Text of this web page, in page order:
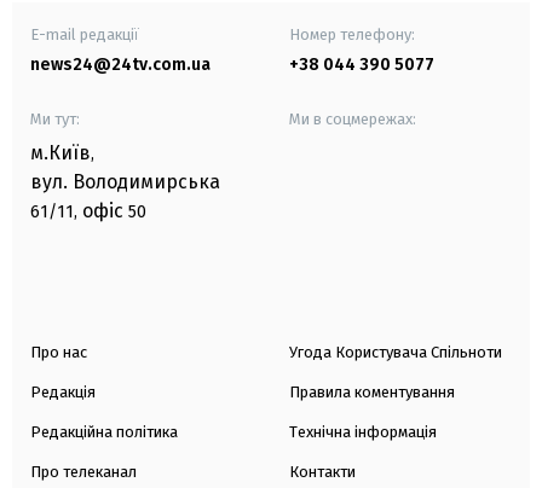
E-mail редакції
news24@24tv.com.ua
Номер телефону:
+38 044 390 5077
Ми тут:
м.Київ,
вул. Володимирська
61/11, офіс 50
Ми в соцмережах:
Про нас
Редакція
Редакційна політика
Про телеканал
Угода Користувача Спільноти
Правила коментування
Технічна інформація
Контакти